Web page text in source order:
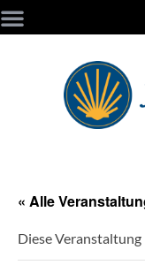
« Alle
Diese